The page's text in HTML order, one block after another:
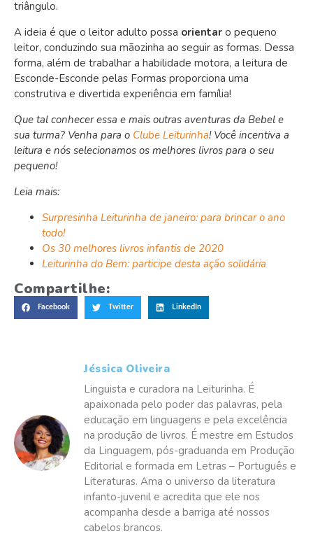
triângulo.
A ideia é que o leitor adulto possa orientar o pequeno
leitor, conduzindo sua mãozinha ao seguir as formas. Dessa
forma, além de trabalhar a habilidade motora, a leitura de
Esconde-Esconde pelas Formas proporciona uma
construtiva e divertida experiência em família!
Que tal conhecer essa e mais outras aventuras da Bebel e
sua turma? Venha para o Clube Leiturinha! Você incentiva a
leitura e nós selecionamos os melhores livros para o seu
pequeno!
Leia mais:
Surpresinha Leiturinha de janeiro: para brincar o ano
todo!
Os 30 melhores livros infantis de 2020
Leiturinha do Bem: participe desta ação solidária
Compartilhe:
Facebook Twitter LinkedIn
Jéssica Oliveira
Linguista e curadora na Leiturinha. É
apaixonada pelo poder das palavras, pela
educação em linguagens e pela excelência
na produção de livros. É mestre em Estudos
da Linguagem, pós-graduanda em Produção
Editorial e formada em Letras – Português e
Literaturas. Ama o universo da literatura
infanto-juvenil e acredita que ele nos
acompanha desde a barriga até nossos
cabelos brancos.